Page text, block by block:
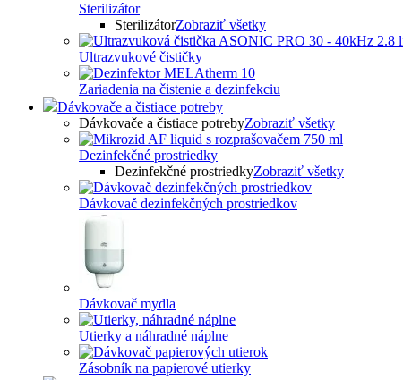
Sterilizátor
SterilizátorZobraziť všetky
Ultrazvukové čističky
Zariadenia na čistenie a dezinfekciu
Dávkovače a čistiace potreby
Dávkovače a čistiace potrebyZobraziť všetky
Dezinfekčné prostriedky
Dezinfekčné prostriedkyZobraziť všetky
Dávkovač dezinfekčných prostriedkov
Dávkovač mydla
Utierky a náhradné náplne
Zásobník na papierové utierky